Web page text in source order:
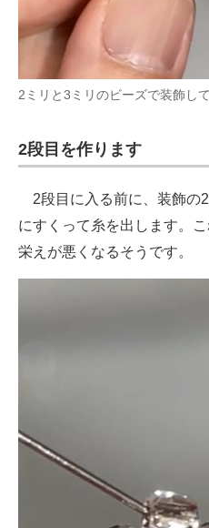
2ミリと3ミリのビーズで装飾し
2段目を作ります
2段目に入る前に、装飾の
にすくって糸を出します。
栄えが悪くなるそうです。